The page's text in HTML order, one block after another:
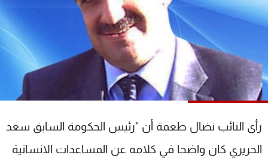
رأى النائب نضال طعمة أن "رئيس الحكومة السابق سعد
الحريري كان واضحا في كلامه عن المساعدات الانسانية
كأس العالم
البرامج
جدول البرامج
الترددات